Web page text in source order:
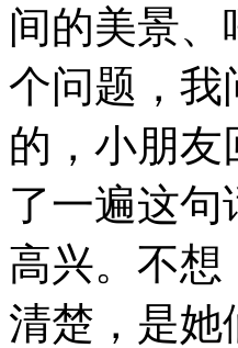
间的美景、
个问题，我
的，小朋
了一遍这
高兴。不想
清楚，是她